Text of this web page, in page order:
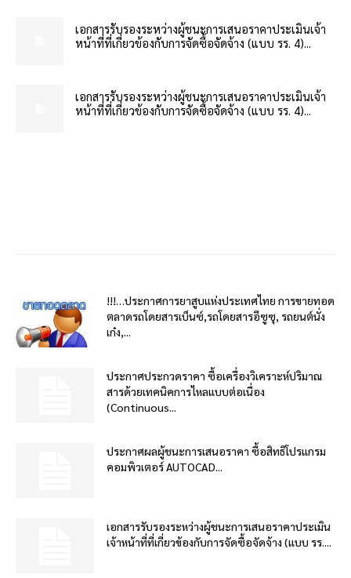
เอกสารรับรองระหว่างผู้ชนะการเสนอราคาประเมินเจ้า
หน้าที่ที่เกี่ยวข้องกับการจัดซื้อจัดจ้าง (แบบ รร. 4)...
เอกสารรับรองระหว่างผู้ชนะการเสนอราคาประเมินเจ้า
หน้าที่ที่เกี่ยวข้องกับการจัดซื้อจัดจ้าง (แบบ รร. 4)...
!!!…ประกาศการยาสูบแห่งประเทศไทย การขายทอด
ตลาดรถโดยสารเบ็นซ์,รถโดยสารอีซูซุ, รถยนต์นั่ง
เก๋ง,...
ประกาศประกวดราคา ซื้อเครื่องวิเคราะห์ปริมาณ
สารด้วยเทคนิคการไหลแบบต่อเนื่อง
(Continuous...
ประกาศผลผู้ชนะการเสนอราคา ซื้อสิทธิโปรแกรม
คอมพิวเตอร์ AUTOCAD...
เอกสารรับรองระหว่างผู้ชนะการเสนอราคาประเมิน
เจ้าหน้าที่ที่เกี่ยวข้องกับการจัดซื้อจัดจ้าง (แบบ รร....